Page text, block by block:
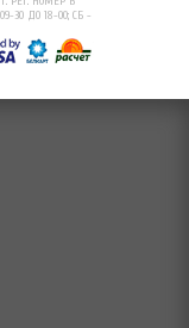
30 ДО 18-00; СБ -